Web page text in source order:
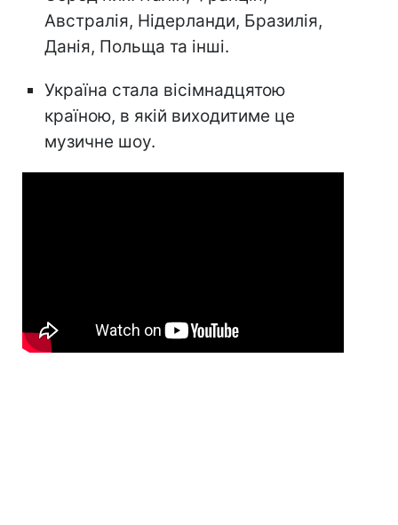
Австралія, Нідерланди, Бразилія,
Данія, Польща та інші.
Україна стала вісімнадцятою
країною, в якій виходитиме це
музичне шоу.